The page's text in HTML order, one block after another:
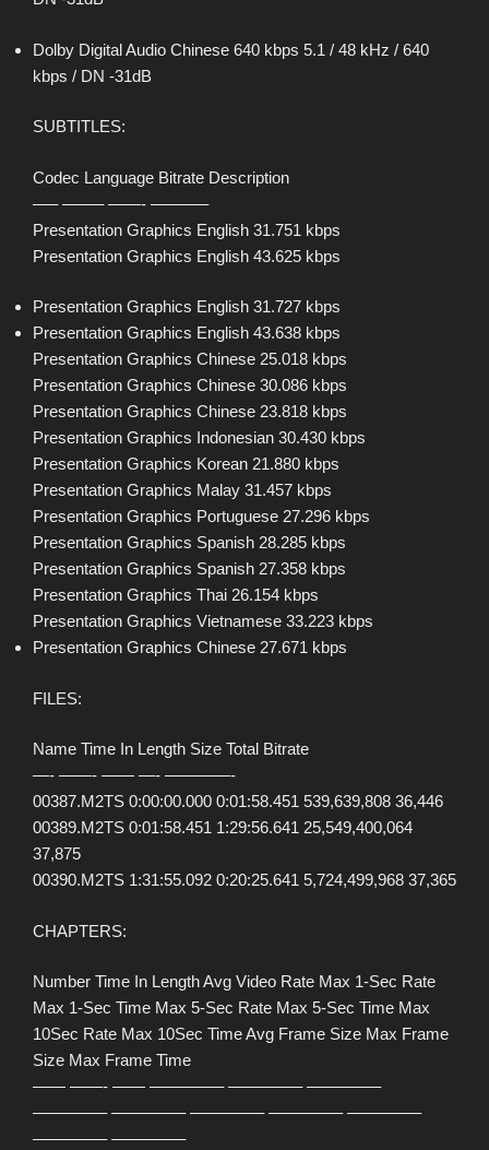
Dolby Digital Audio Chinese 640 kbps 5.1 / 48 kHz / 640
kbps / DN -31dB
SUBTITLES:
Codec Language Bitrate Description
—– ——– ——- ———–
Presentation Graphics English 31.751 kbps
Presentation Graphics English 43.625 kbps
Presentation Graphics English 31.727 kbps
Presentation Graphics English 43.638 kbps
Presentation Graphics Chinese 25.018 kbps
Presentation Graphics Chinese 30.086 kbps
Presentation Graphics Chinese 23.818 kbps
Presentation Graphics Indonesian 30.430 kbps
Presentation Graphics Korean 21.880 kbps
Presentation Graphics Malay 31.457 kbps
Presentation Graphics Portuguese 27.296 kbps
Presentation Graphics Spanish 28.285 kbps
Presentation Graphics Spanish 27.358 kbps
Presentation Graphics Thai 26.154 kbps
Presentation Graphics Vietnamese 33.223 kbps
Presentation Graphics Chinese 27.671 kbps
FILES:
Name Time In Length Size Total Bitrate
—- ——- —— —- ————-
00387.M2TS 0:00:00.000 0:01:58.451 539,639,808 36,446
00389.M2TS 0:01:58.451 1:29:56.641 25,549,400,064
37,875
00390.M2TS 1:31:55.092 0:20:25.641 5,724,499,968 37,365
CHAPTERS:
Number Time In Length Avg Video Rate Max 1-Sec Rate
Max 1-Sec Time Max 5-Sec Rate Max 5-Sec Time Max
10Sec Rate Max 10Sec Time Avg Frame Size Max Frame
Size Max Frame Time
—— ——- —— ————– ————– ————–
————– ————– ————– ————– ————–
————– ————–